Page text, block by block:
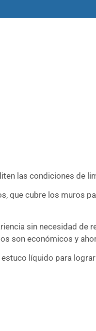
las condiciones de
que cubre los muros
sin necesidad de
son económicos y
líquido para